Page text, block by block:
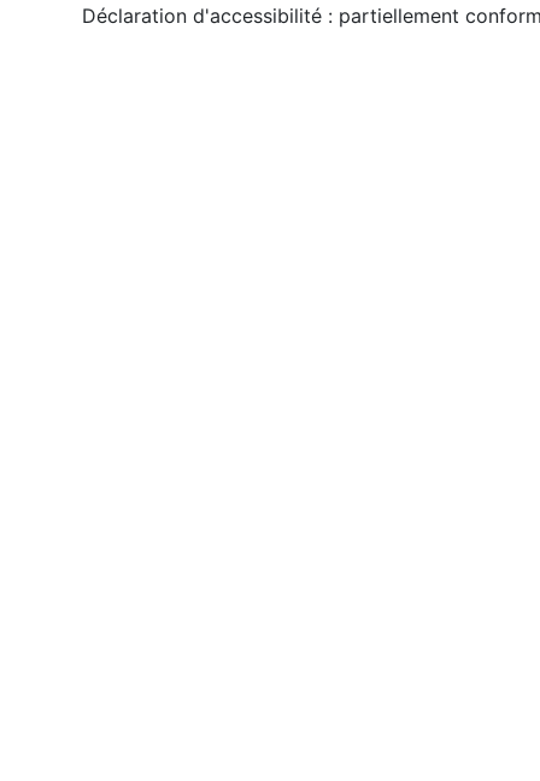
Déclaration d'accessibilité : partiellement